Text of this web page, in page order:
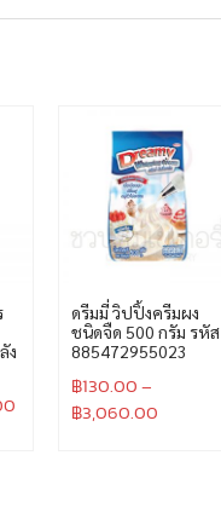
ง
ดรีมมี่ วิปปิ้งครีมผง
ชนิดจืด 500 กรัม รหัส
885472955023
฿130.00–
฿3,060.00